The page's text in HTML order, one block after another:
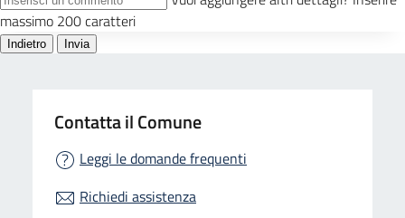
Contatta il Comune
Leggi le domande frequenti
Richiedi assistenza